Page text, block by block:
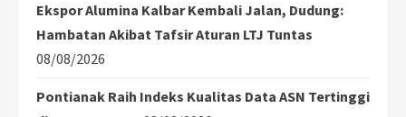
Ekspor Alumina Kalbar Kembali Jalan, Dudung:
Hambatan Akibat Tafsir Aturan LTJ Tuntas
08/08/2026
Pontianak Raih Indeks Kualitas Data ASN Tertinggi